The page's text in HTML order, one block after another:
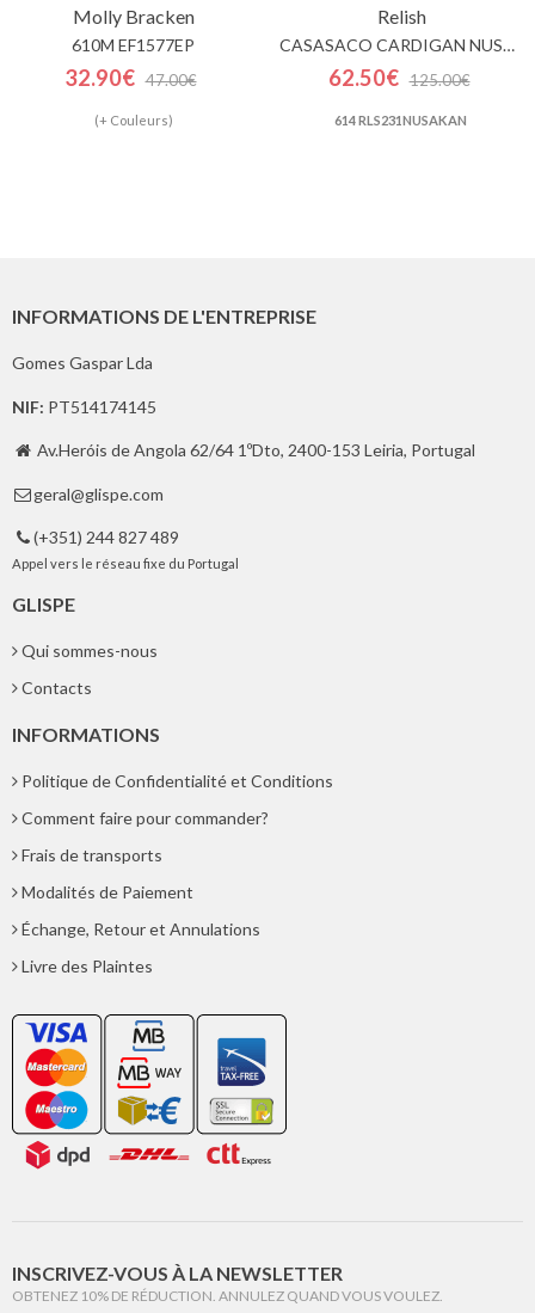
Molly Bracken
610M EF1577EP
32.90€ 47.00€
(+ Couleurs)
Relish
CASASACO CARDIGAN NUSAKAN
62.50€ 125.00€
614 RLS231NUSAKAN
INFORMATIONS DE L'ENTREPRISE
Gomes Gaspar Lda
NIF: PT514174145
 Av.Heróis de Angola 62/64 1ºDto, 2400-153 Leiria, Portugal
 geral@glispe.com
 (+351) 244 827 489
Appel vers le réseau fixe du Portugal
GLISPE
Qui sommes-nous
Contacts
INFORMATIONS
Politique de Confidentialité et Conditions
Comment faire pour commander?
Frais de transports
Modalités de Paiement
Échange, Retour et Annulations
Livre des Plaintes
INSCRIVEZ-VOUS À LA NEWSLETTER
OBTENEZ 10% DE RÉDUCTION. ANNULEZ QUAND VOUS VOULEZ.